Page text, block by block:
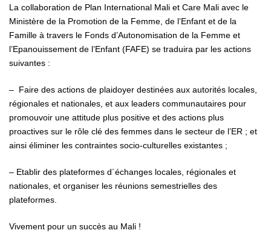
La collaboration de Plan International Mali et Care Mali avec le
Ministère de la Promotion de la Femme, de l’Enfant et de la
Famille à travers le Fonds d’Autonomisation de la Femme et
l’Epanouissement de l’Enfant (FAFE) se traduira par les actions
suivantes :
– Faire des actions de plaidoyer destinées aux autorités locales,
régionales et nationales, et aux leaders communautaires pour
promouvoir une attitude plus positive et des actions plus
proactives sur le rôle clé des femmes dans le secteur de l’ER ; et
ainsi éliminer les contraintes socio-culturelles existantes ;
– Etablir des plateformes d´échanges locales, régionales et
nationales, et organiser les réunions semestrielles des
plateformes.
Vivement pour un succès au Mali !